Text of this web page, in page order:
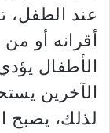
عند الطفل،
أقرانه أو
الأطفال
الآخرين
لذلك، يصبح